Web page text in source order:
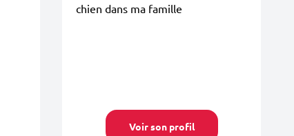
chien dans ma famille
Voir son profil